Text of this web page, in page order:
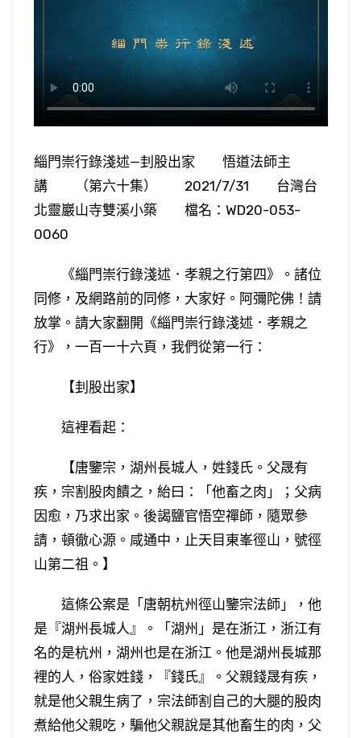
緇門崇行錄淺述—刲股出家 悟道法師主
講 （第六十集） 2021/7/31 台灣台
北靈巖山寺雙溪小築 檔名：WD20-053-
0060
《緇門崇行錄淺述．孝親之行第四》。諸位
同修，及網路前的同修，大家好。阿彌陀佛！請
放掌。請大家翻開《緇門崇行錄淺述．孝親之
行》，一百一十六頁，我們從第一行：
【刲股出家】
這裡看起：
【唐鑒宗，湖州長城人，姓錢氏。父晟有
疾，宗割股肉饋之，紿曰：「他畜之肉」；父病
因愈，乃求出家。後謁鹽官悟空禪師，隨眾參
請，頓徹心源。咸通中，止天目東峯徑山，號徑
山第二祖。】
這條公案是「唐朝杭州徑山鑒宗法師」，他
是『湖州長城人』。「湖州」是在浙江，浙江有
名的是杭州，湖州也是在浙江。他是湖州長城那
裡的人，俗家姓錢，『錢氏』。父親錢晟有疾，
就是他父親生病了，宗法師割自己的大腿的股肉
煮給他父親吃，騙他父親說是其他畜生的肉，父